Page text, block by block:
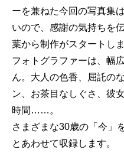
ーを兼ねた今回の写真集
いので、感謝の気持ちを
葉から制作がスタートしま
フォトグラファーは、幅
ん。大人の色香、屈託の
ン、お茶目なしぐさ、彼
時間……。
さまざまな30歳の「今」
とあわせて収録します。